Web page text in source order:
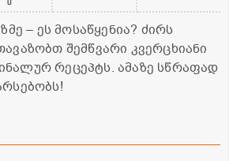
– ეს მოსაწყენია? ძირს
შემწვარი კვერცხიანი
რეცეპტს. ამაზე სწრაფად